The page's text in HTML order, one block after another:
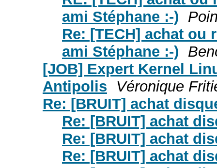
ami Stéphane :-)
Re: [TECH] achat ou
ami Stéphane :-)
[JOB] Expert Kernel
Antipolis
Véronique
Re: [BRUIT] achat
Re: [BRUIT] achat
Re: [BRUIT] achat
Re: [BRUIT] achat